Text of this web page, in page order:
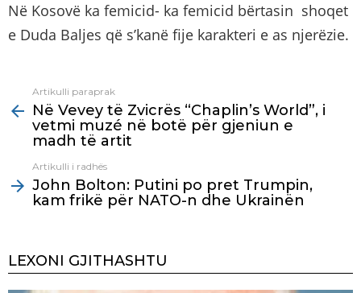
Në Kosovë ka femicid- ka femicid bërtasin shoqet
e Duda Baljes që s’kanë fije karakteri e as njerëzie.
more
Artikulli paraprak
Në Vevey të Zvicrës “Chaplin’s World”, i
vetmi muzé në botë për gjeniun e
madh të artit
Artikulli i radhës
John Bolton: Putini po pret Trumpin,
kam frikë për NATO-n dhe Ukrainën
LEXONI GJITHASHTU